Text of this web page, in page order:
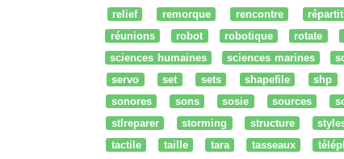
relief
remorque rencontre
réunions
robot robotique rotate
sciences humaines
sciences marines
servo
set sets shapefile shp
sonores
sons sosie sources
stlreparer
storming structure
tactile
taille tara tasseaux